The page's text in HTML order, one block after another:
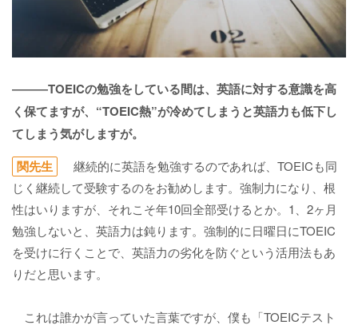
―――TOEICの勉強をしている間は、英語に対する意識を高
く保てますが、“TOEIC熱”が冷めてしまうと英語力も低下し
てしまう気がしますが。
関先生
継続的に英語を勉強するのであれば、TOEICも同
じく継続して受験するのをお勧めします。強制力になり、根
性はいりますが、それこそ年10回全部受けるとか。1、2ヶ月
勉強しないと、英語力は鈍ります。強制的に日曜日にTOEIC
を受けに行くことで、英語力の劣化を防ぐという活用法もあ
りだと思います。
これは誰かが言っていた言葉ですが、僕も「TOEICテスト